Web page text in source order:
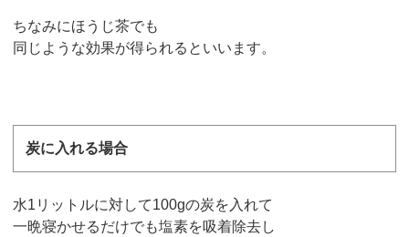
ちなみにほうじ茶でも
同じような効果が得られるといいます。
炭に入れる場合
水1リットルに対して100gの炭を入れて
一晩寝かせるだけでも塩素を吸着除去し